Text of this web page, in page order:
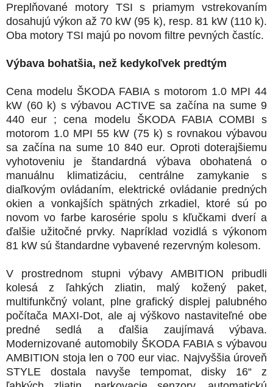
Preplňované motory TSI s priamym vstrekovaním
dosahujú výkon až 70 kW (95 k), resp. 81 kW (110 k).
Oba motory TSI majú po novom filtre pevných častíc.
Výbava bohatšia, než kedykoľvek predtým
Cena modelu ŠKODA FABIA s motorom 1.0 MPI 44
kW (60 k) s výbavou ACTIVE sa začína na sume 9
440 eur ; cena modelu ŠKODA FABIA COMBI s
motorom 1.0 MPI 55 kW (75 k) s rovnakou výbavou
sa začína na sume 10 840 eur. Oproti doterajšiemu
vyhotoveniu je štandardná výbava obohatená o
manuálnu klimatizáciu, centrálne zamykanie s
diaľkovým ovládaním, elektrické ovládanie predných
okien a vonkajších spätných zrkadiel, ktoré sú po
novom vo farbe karosérie spolu s kľučkami dverí a
ďalšie užitočné prvky. Napríklad vozidlá s výkonom
81 kW sú štandardne vybavené rezervným kolesom.
V prostrednom stupni výbavy AMBITION pribudli
kolesá z ľahkých zliatin, malý kožený paket,
multifunkčný volant, plne grafický displej palubného
počítača MAXI-Dot, ale aj výškovo nastaviteľné obe
predné sedlá a ďalšia zaujímavá výbava.
Modernizované automobily ŠKODA FABIA s výbavou
AMBITION stoja len o 700 eur viac. Najvyššia úroveň
STYLE dostala navyše tempomat, disky 16“ z